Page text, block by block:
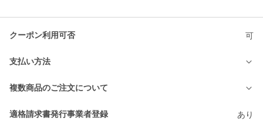
クーポン利用可否 可
支払い方法
複数商品のご注文について
適格請求書発行事業者登録 あり